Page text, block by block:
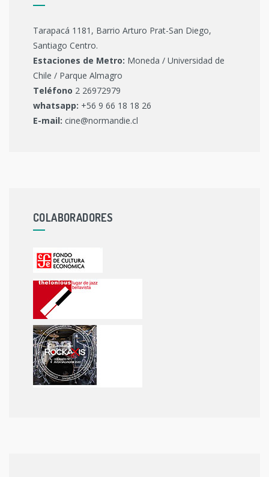
Tarapacá 1181, Barrio Arturo Prat-San Diego,
Santiago Centro.
Estaciones de Metro: Moneda / Universidad de
Chile / Parque Almagro
Teléfono 2 26972979
whatsapp: +56 9 66 18 18 26
E-mail: cine@normandie.cl
COLABORADORES